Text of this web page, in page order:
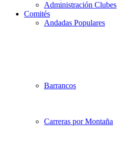
Administración Clubes
Comités
Andadas Populares
Barrancos
Carreras por Montaña